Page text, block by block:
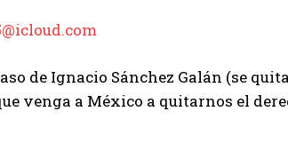
de Ignacio Sánchez Galán (se
venga a México a quitarnos el